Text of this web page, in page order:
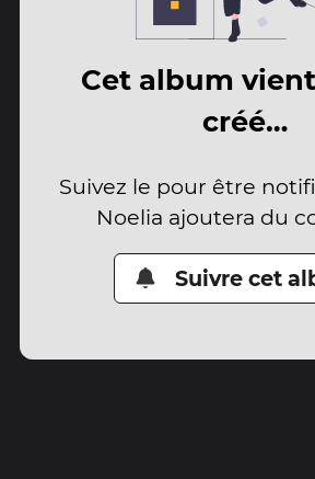
Cet album
créé…
Suivez le pour être
Noelia ajoutera du
Suivre cet